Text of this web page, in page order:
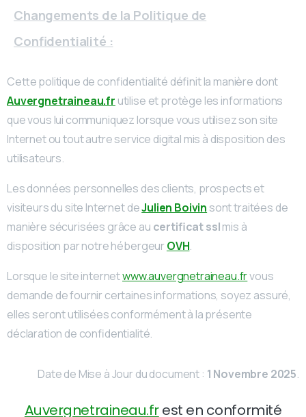
Changements de la Politique de
Confidentialité :
Cette politique de confidentialité définit la manière dont
Auvergnetraineau.fr utilise et protège les informations
que vous lui communiquez lorsque vous utilisez son site
Internet ou tout autre service digital mis à disposition des
utilisateurs.
Les données personnelles des clients, prospects et
visiteurs du site Internet deJulien Boivin sont traitées de
manière sécurisées grâce au certificat sslmis à
disposition par notre hébergeur OVH.
Lorsque le site internetwww.auvergnetraineau.frvous
demande de fournir certaines informations, soyez assuré,
elles seront utilisées conformément à la présente
déclaration de confidentialité.
Date de Mise à Jour du document : 1 Novembre 2025.
Auvergnetraineau.frest en conformité